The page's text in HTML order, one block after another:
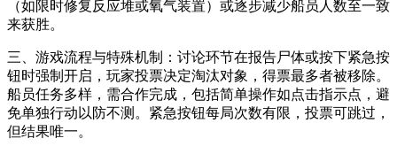
（如限时修复反应堆或氧气装置）或逐步减少船员人数至一致
来获胜。
三、游戏流程与特殊机制：讨论环节在报告尸体或按下紧急按
钮时强制开启，玩家投票决定淘汰对象，得票最多者被移除。
船员任务多样，需合作完成，包括简单操作如点击指示点，避
免单独行动以防不测。紧急按钮每局次数有限，投票可跳过，
但结果唯一。